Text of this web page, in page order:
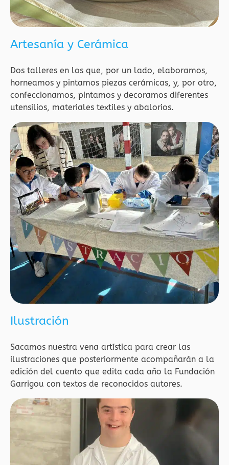
Artesanía y Cerámica
Dos talleres en los que, por un lado, elaboramos,
horneamos y pintamos piezas cerámicas, y, por otro,
confeccionamos, pintamos y decoramos diferentes
utensilios, materiales textiles y abalorios.
Ilustración
Sacamos nuestra vena artística para crear las
ilustraciones que posteriormente acompañarán a la
edición del cuento que edita cada año la Fundación
Garrigou con textos de reconocidos autores.